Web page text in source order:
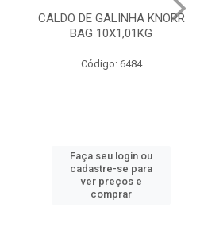
CALDO DE GALINHA KNORR
BAG 10X1,01KG
Código: 6484
Faça seu login ou
cadastre-se para
ver preços e
comprar